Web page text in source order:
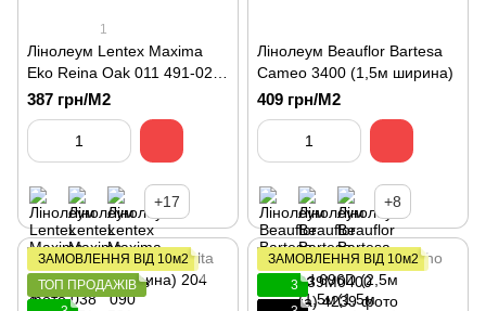
1
Лінолеум Lentex Maxima
Eko Reina Oak 011 491-02
(3м ширина)
387 грн/М2
+17
Лінолеум Beauflor Bartesa
Cameo 3400 (1,5м ширина)
409 грн/М2
+8
ЗАМОВЛЕННЯ ВІД 10м2
ТОП ПРОДАЖІВ
ЗАМОВЛЕННЯ ВІД 10м2
3